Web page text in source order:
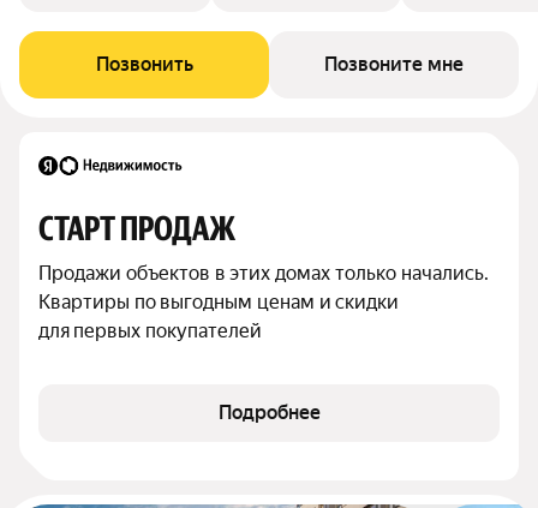
Позвонить Позвоните мне
СТАРТ ПРОДАЖ
Продажи объектов в этих домах только начались.
Квартиры по выгодным ценам и скидки
для первых покупателей
Подробнее